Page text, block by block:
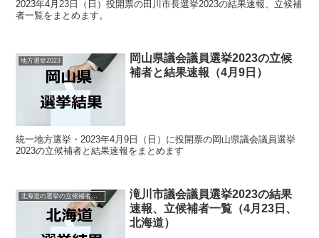
2023年4月23日（日）投開票の田川市長選挙2023の結果速報、立候補
者一覧をまとめます。
地方選挙2023
岡山県議会議員選挙2023の立候
補者と結果速報（4月9日）
統一地方選挙・2023年4月9日（日）に投開票の岡山県議会議員選挙
2023の立候補者と結果速報をまとめます
北海道の選挙の立候補者と結果速報一覧
滝川市議会議員選挙2023の結果
速報、立候補者一覧（4月23日、
北海道）